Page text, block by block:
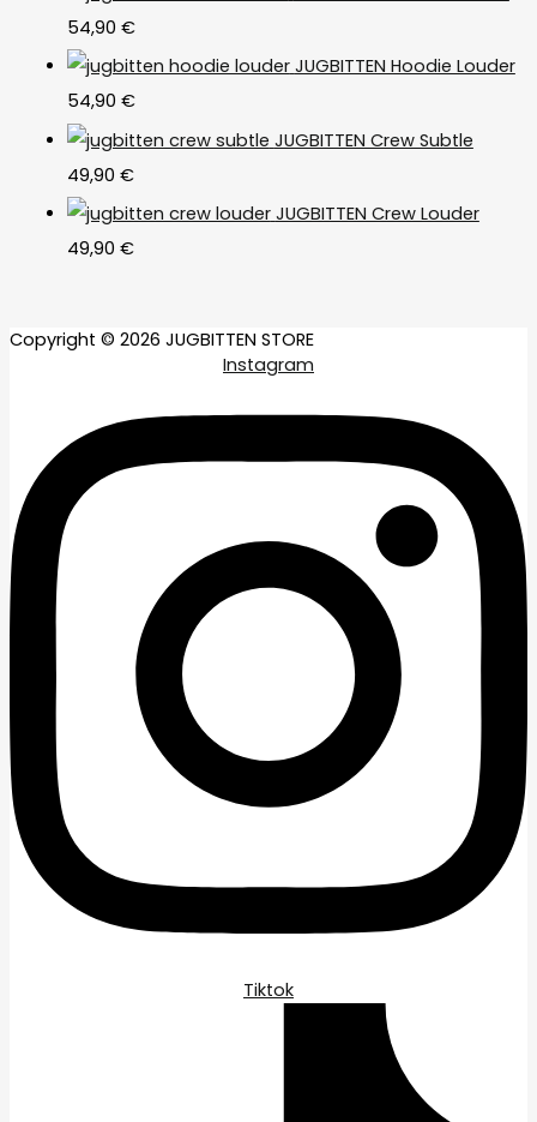
54,90 €
JUGBITTEN Hoodie Louder
54,90 €
JUGBITTEN Crew Subtle
49,90 €
JUGBITTEN Crew Louder
49,90 €
Copyright © 2026 JUGBITTEN STORE
Instagram
Tiktok